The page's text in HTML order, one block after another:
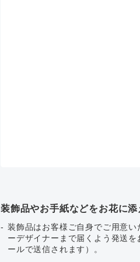
装飾品やお手紙などをお花に
装飾品はお客様ご自身でご用意
ーデザイナーまで届くよう発送
ールで送信されます）。